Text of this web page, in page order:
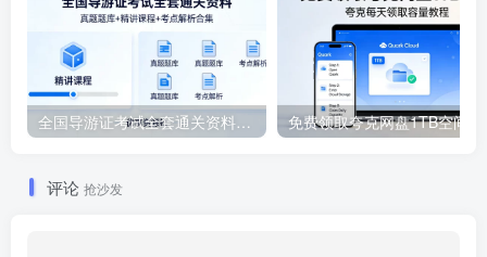
全国导游证考试全套通关资料｜真题题库 + 精讲课程 + 考点解析合集
评论 抢沙发